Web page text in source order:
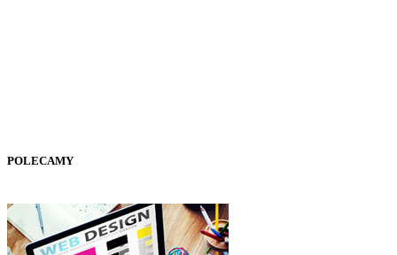
POLECAMY